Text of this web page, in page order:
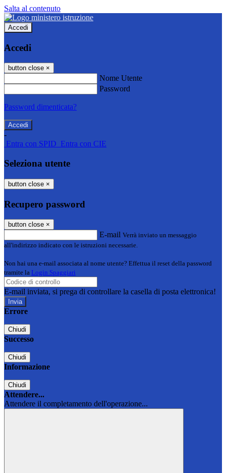
Salta al contenuto
Accedi
Accedi
button close ×
Nome Utente
Password
Password dimenticata?
-
Entra con SPID Entra con CIE
Seleziona utente
button close ×
Recupero password
button close ×
E-mail Verrà inviato un messaggio
all'indirizzo indicato con le istruzioni necessarie.
Non hai una e-mail associata al nome utente? Effettua il reset della password
tramite la Login Spaggiari
E-mail inviata, si prega di controllare la casella di posta elettronica!
Errore
Chiudi
Successo
Chiudi
Informazione
Chiudi
Attendere...
Attendere il completamento dell'operazione...